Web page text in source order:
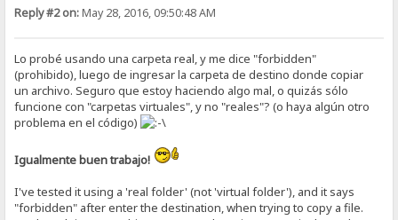
Reply #2 on:May 28, 2016, 09:50:48 AM
Lo probé usando una carpeta real, y me dice "forbidden"
(prohibido), luego de ingresar la carpeta de destino donde copiar
un archivo. Seguro que estoy haciendo algo mal, o quizás sólo
funcione con "carpetas virtuales", y no "reales"? (o haya algún otro
problema en el código)
Igualmente buen trabajo!
I've tested it using a 'real folder' (not 'virtual folder'), and it says
"forbidden" after enter the destination, when trying to copy a file.